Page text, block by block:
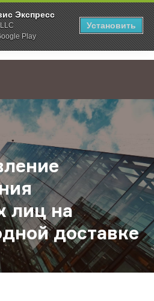
Экспресс
Play
Установить
Временное приостановление
лиц на
доставке